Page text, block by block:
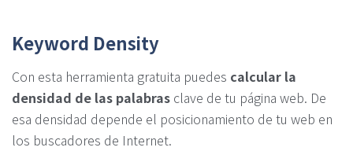
Keyword Density
Con esta herramienta gratuita puedes calcular la
densidad de las palabras clave de tu página web. De
esa densidad depende el posicionamiento de tu web en
los buscadores de Internet.